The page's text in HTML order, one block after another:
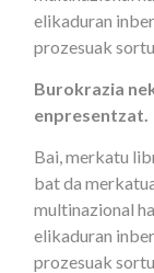
elikaduran
prozesuak
Burokrazia
enpresentzat.
Bai, merkatu
bat da
multinazional
elikaduran
prozesuak